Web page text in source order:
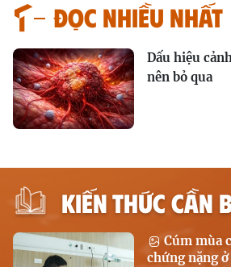
Đọc nhiều nhất
Dấu hiệu
nên bỏ qua
KIẾN THỨC CẦN
Cúm mùa
chứng nặng